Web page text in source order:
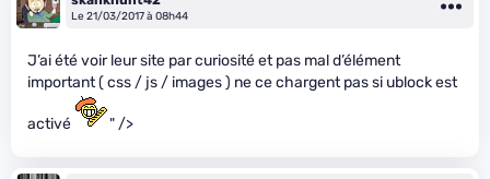
Le 21/03/2017 à 08h44
J’ai été voir leur site par curiosité et pas mal d’élément
important ( css / js / images ) ne ce chargent pas si ublock est
activé " />